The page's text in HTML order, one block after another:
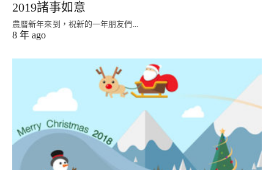
2019諸事如意
農曆新年來到，祝新的一年朋友們...
8 年 ago